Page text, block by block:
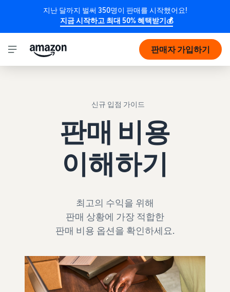
지난 달까지 벌써 350명이 판매를 시작했어요!
지금 시작하고 최대 50% 혜택받기💰
판매자 가입하기
📢 2026년 판매 및 FBA 수수료 변동이 있어요!
신규 입점 가이드
판매 비용
이해하기
최고의 수익을 위해
판매 상황에 가장 적합한
판매 비용 옵션을 확인하세요.